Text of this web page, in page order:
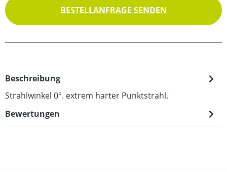
BESTELLANFRAGE SENDEN
Beschreibung
Strahlwinkel 0°. extrem harter Punktstrahl.
Bewertungen